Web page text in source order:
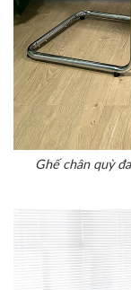
Ghế chân quỳ